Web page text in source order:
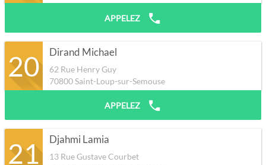
APPELEZ
20 Dirand Michael
62 Rue Henry Guy
70800Saint-Loup-sur-Semouse
APPELEZ
21 Djahmi Lamia
13 Rue Gustave Courbet